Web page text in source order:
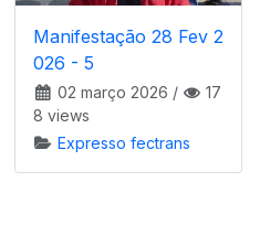
Manifestação 28 Fev 2
026 - 5
02 março 2026 /
17
8 views
Expresso fectrans